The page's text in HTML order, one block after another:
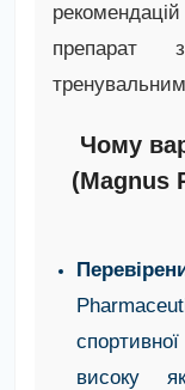
препарат
Чому
(Magnus
високу